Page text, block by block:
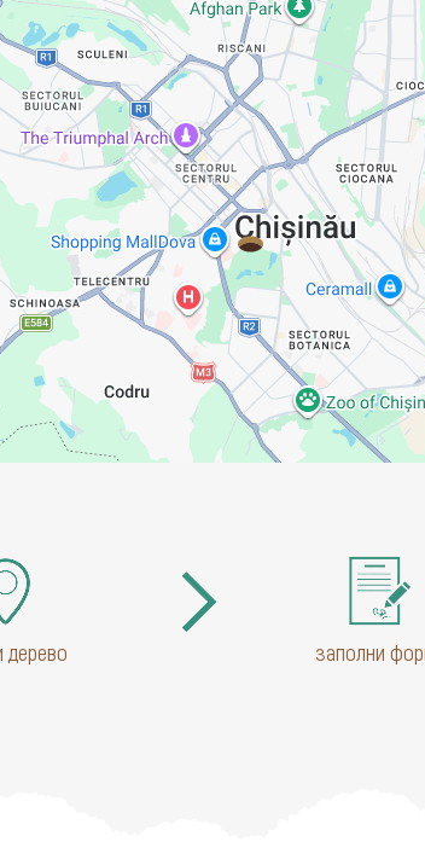
дерево заполни